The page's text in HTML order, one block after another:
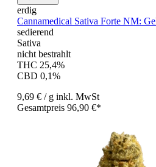
erdig
Cannamedical Sativa Forte NM:
sedierend
Sativa
nicht bestrahlt
THC 25,4%
CBD 0,1%
9,69 € / g inkl. MwSt
Gesamtpreis 96,90 €*